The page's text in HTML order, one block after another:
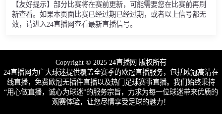
【友好提示】部分比赛将在赛前更新，可能需要您在比赛前再刷
新查看。如果本页面比赛已经过期已经过期，或者以上信号都无
效，请进入24直播网查看最新直播信号。
Copyright © 2025 24直播网 版权所有
24直播网为广大球迷提供覆盖全赛季的欧冠直播服务，包括欧冠高清在
线直播，免费欧冠无插件直播以及热门足球赛事直播。我们始终秉持
“用心做直播，诚心为球迷”的服务宗旨，力求为每一位球迷带来优质的
观赛体验，让您尽情享受足球的魅力！